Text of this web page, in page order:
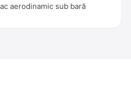
aerodinamic sub bară